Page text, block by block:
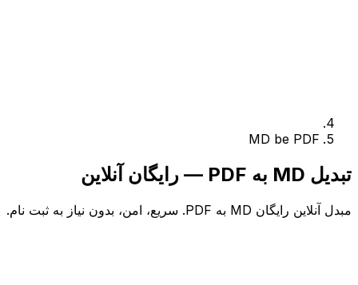
MD be PDF
تبدیل MD به PDF — رایگان آنلاین
مبدل آنلاین رایگان MD به PDF. سریع، امن، بدون نیاز به ثبت نام.